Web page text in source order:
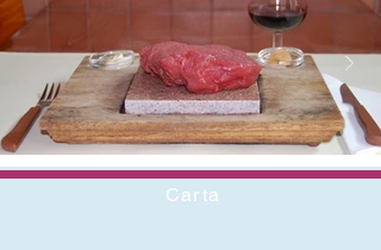
Carta